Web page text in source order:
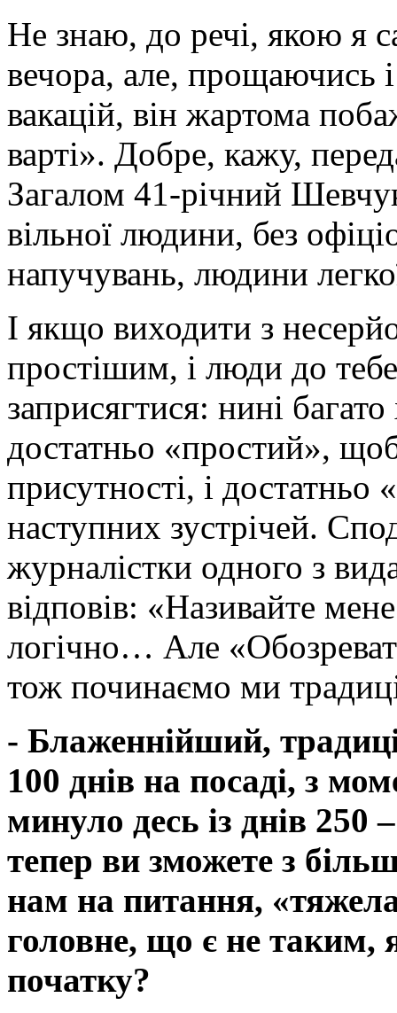
Не знаю, до речі, якою я
вечора, але, прощаючись
вакацій, він жартома
варті». Добре, кажу,
Загалом 41-річний
вільної людини, без
напучувань, людини
І якщо виходити з
простішим, і люди до
заприсягтися: нині
достатньо «простий»,
присутності, і
наступних зустрічей.
журналістки одного з
відповів: «Називайте
логічно… Але
тож починаємо ми
- Блаженнійший,
100 днів на посаді, з
минуло десь із днів
тепер ви зможете з
нам на питання,
головне, що є не таким,
початку?